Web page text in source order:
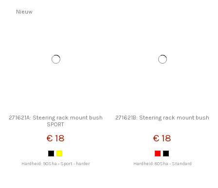
Nieuw
271621A: Steering rack mount bush
SPORT
€ 18
Hardheid: 90Sha - Sport - harder
271621B: Steering rack mount bush
€ 18
Hardheid: 80Sha - Standard